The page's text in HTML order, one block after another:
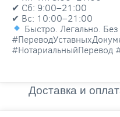
✔ Сб: 9:00–21:00
✔ Вс: 10:00–21:00
Быстро. Легально.
#НотариальныйПеревод
Доставка и